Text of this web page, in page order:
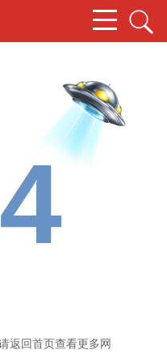
4
返回首页查看更多网